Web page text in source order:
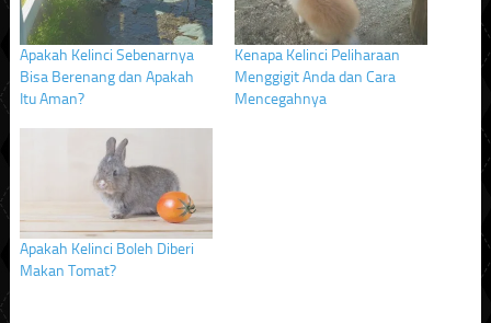
Apakah Kelinci Sebenarnya
Bisa Berenang dan Apakah
Itu Aman?
Kenapa Kelinci Peliharaan
Menggigit Anda dan Cara
Mencegahnya
Apakah Kelinci Boleh Diberi
Makan Tomat?